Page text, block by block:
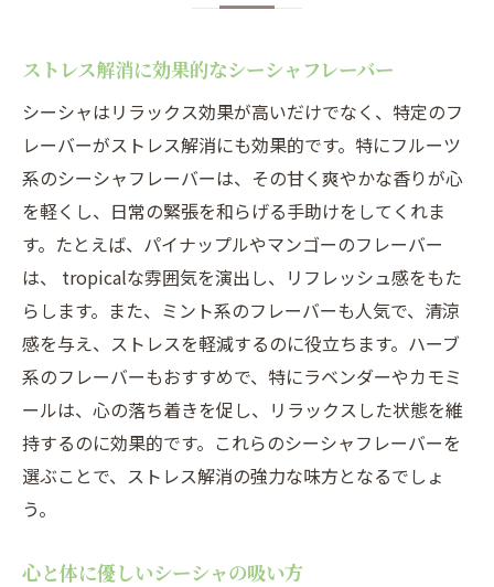
ストレス解消に効果的なシーシャフレーバー
シーシャはリラックス効果が高いだけでなく、特定のフ
レーバーがストレス解消にも効果的です。特にフルーツ
系のシーシャフレーバーは、その甘く爽やかな香りが心
を軽くし、日常の緊張を和らげる手助けをしてくれま
す。たとえば、パイナップルやマンゴーのフレーバー
は、 tropicalな雰囲気を演出し、リフレッシュ感をもた
らします。また、ミント系のフレーバーも人気で、清涼
感を与え、ストレスを軽減するのに役立ちます。ハーブ
系のフレーバーもおすすめで、特にラベンダーやカモミ
ールは、心の落ち着きを促し、リラックスした状態を維
持するのに効果的です。これらのシーシャフレーバーを
選ぶことで、ストレス解消の強力な味方となるでしょ
う。
心と体に優しいシーシャの吸い方